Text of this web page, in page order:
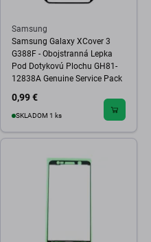
Samsung
Samsung Galaxy XCover 3
G388F - Obojstranná Lepka
Pod Dotykovú Plochu GH81-
12838A Genuine Service Pack
0,99 €
SKLADOM 1 ks